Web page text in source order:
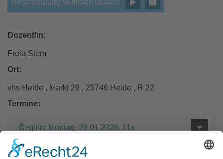
Beschreibung vorlesen lassen:
Dozent/in:
Freia Siem
Ort:
vhs Heide , Markt 29 , 25746 Heide , R 22
Termine:
Beginn: Montag, 26.01.2026, 11x